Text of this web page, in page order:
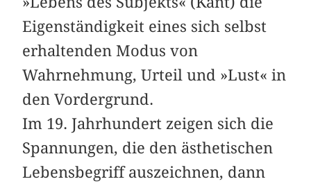
Eigenständigkeit eines sich selbst
erhaltenden Modus von
Wahrnehmung, Urteil und »Lust« in
den Vordergrund.
Im 19. Jahrhundert zeigen sich die
Spannungen, die den ästhetischen
Lebensbegriff auszeichnen, dann